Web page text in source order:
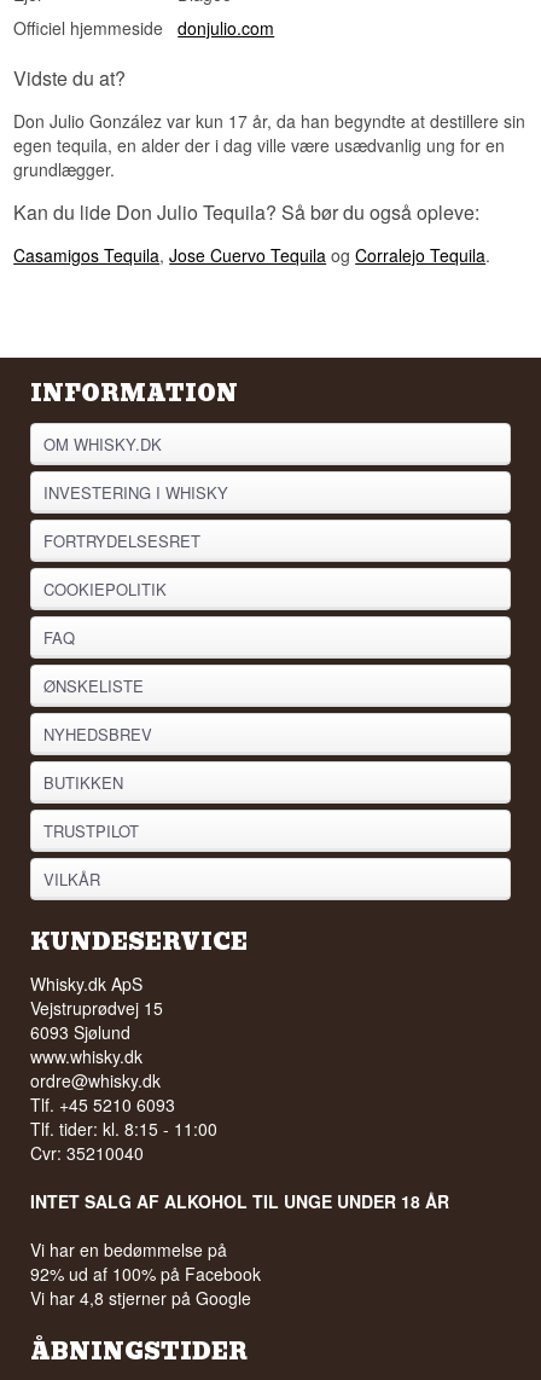
Officiel hjemmeside
donjulio.com
Vidste du at?
Don Julio González var kun 17 år, da han begyndte at destillere sin
egen tequila, en alder der i dag ville være usædvanlig ung for en
grundlægger.
Kan du lide Don Julio Tequila? Så bør du også opleve:
Casamigos Tequila,Jose Cuervo Tequila ogCorralejo Tequila.
INFORMATION
OM WHISKY.DK
INVESTERING I WHISKY
FORTRYDELSESRET
COOKIEPOLITIK
FAQ
ØNSKELISTE
NYHEDSBREV
BUTIKKEN
TRUSTPILOT
VILKÅR
KUNDESERVICE
Whisky.dk ApS
Vejstruprødvej 15
6093 Sjølund
www.whisky.dk
ordre@whisky.dk
Tlf. +45 5210 6093
Tlf. tider: kl. 8:15 - 11:00
Cvr: 35210040
INTET SALG AF ALKOHOL TIL UNGE UNDER 18 ÅR
Vi har en bedømmelse på
92% ud af 100% på Facebook
Vi har 4,8 stjerner på Google
ÅBNINGSTIDER